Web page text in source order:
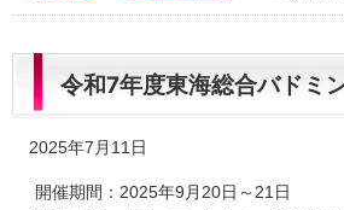
令和7年度東海総合バドミ
2025年7月11日
開催期間：2025年9月20日～21日